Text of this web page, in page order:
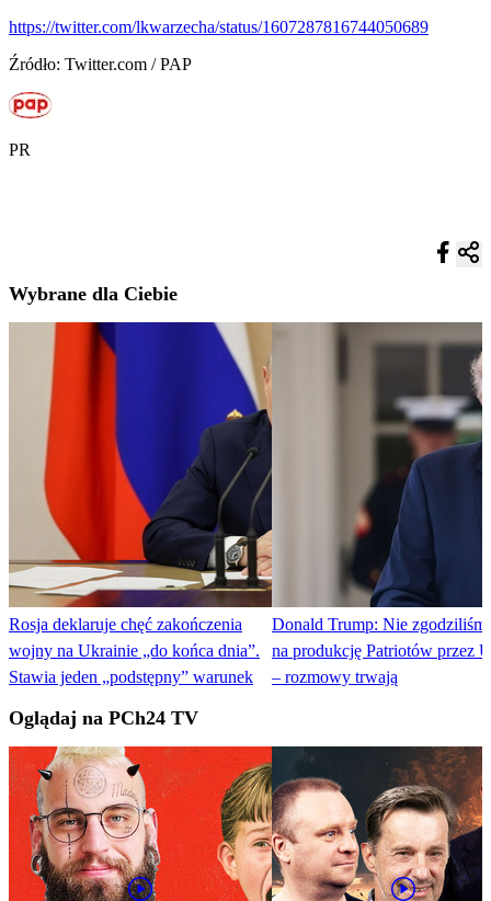
https://twitter.com/lkwarzecha/status/1607287816744050689
Źródło: Twitter.com / PAP
PR
Wybrane dla Ciebie
Rosja deklaruje chęć zakończenia
wojny na Ukrainie „do końca dnia”.
Stawia jeden „podstępny” warunek
Donald Trump: Nie
na produkcję Patriotów przez
– rozmowy trwają
Oglądaj na PCh24 TV